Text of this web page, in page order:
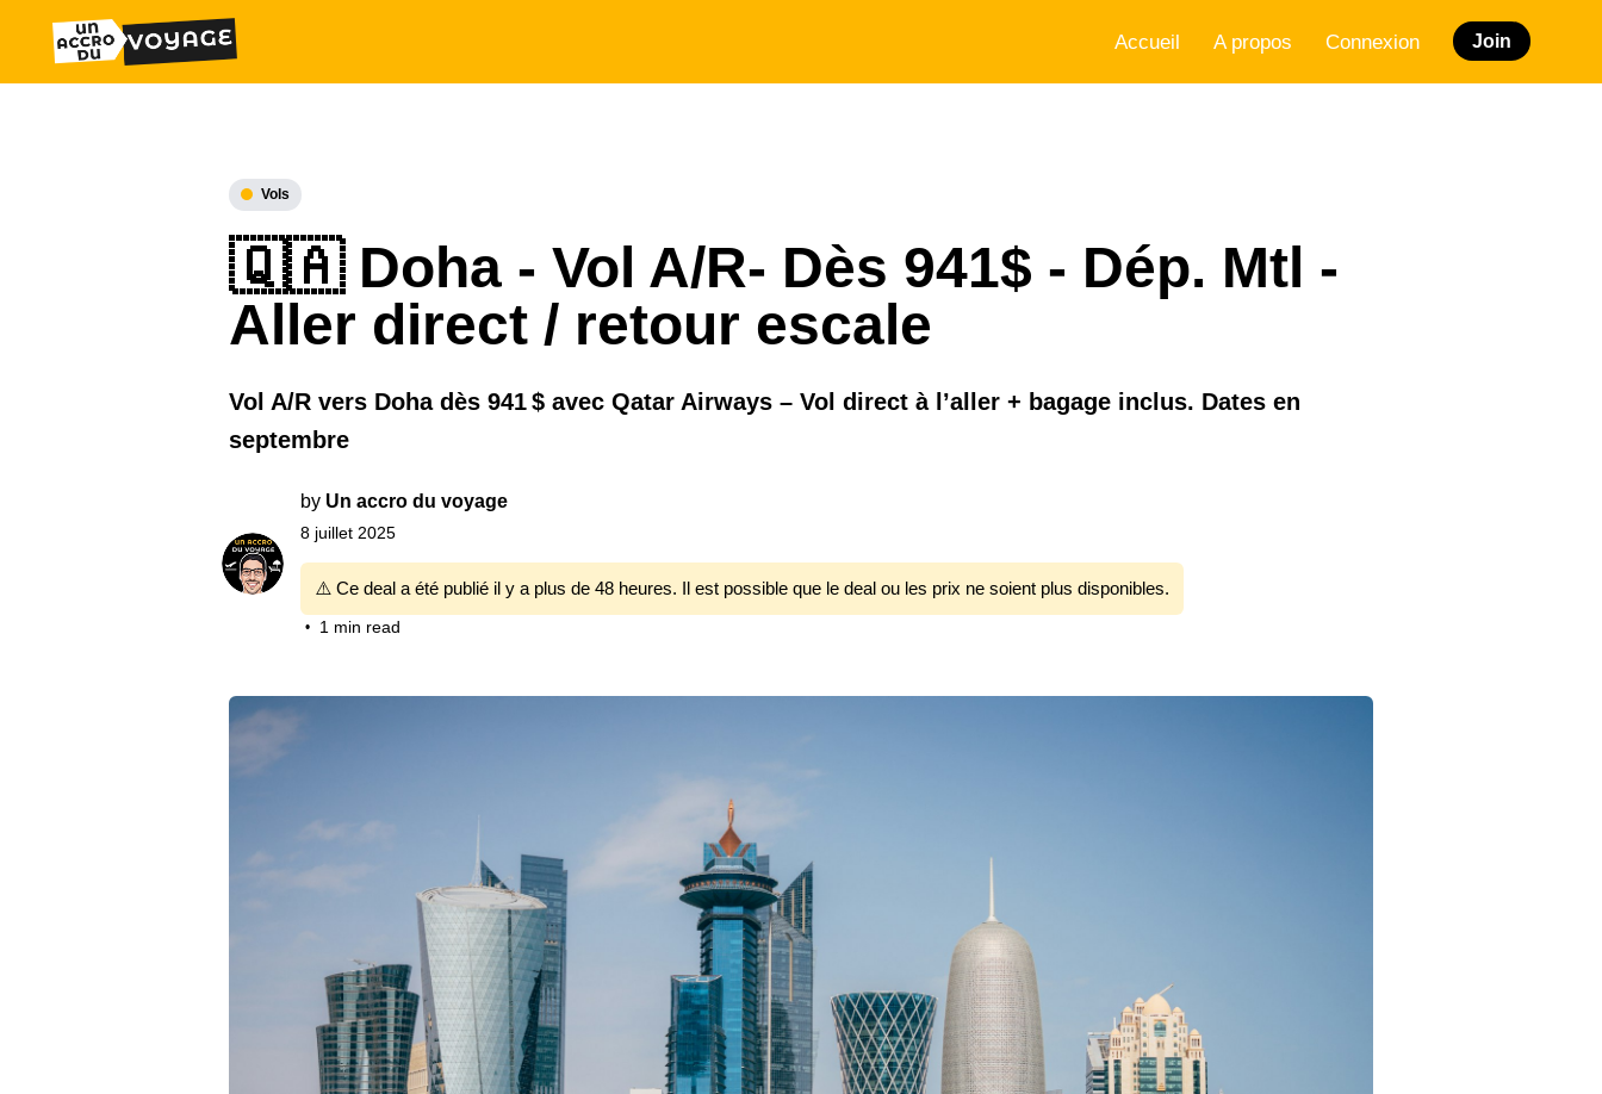
Accueil A propos Connexion Join
Vols
🇶🇦 Doha - Vol A/R- Dès 941$ - Dép. Mtl -
Aller direct / retour escale
Vol A/R vers Doha dès 941 $ avec Qatar Airways – Vol direct à l’aller + bagage inclus. Dates en
septembre
by Un accro du voyage
8 juillet 2025
⚠️ Ce deal a été publié il y a plus de 48 heures. Il est possible que le deal ou les prix ne soient plus disponibles.
• 1 min read